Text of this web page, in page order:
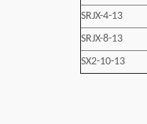
SRJX-4-13
SRJX-8-13
SX2-10-13